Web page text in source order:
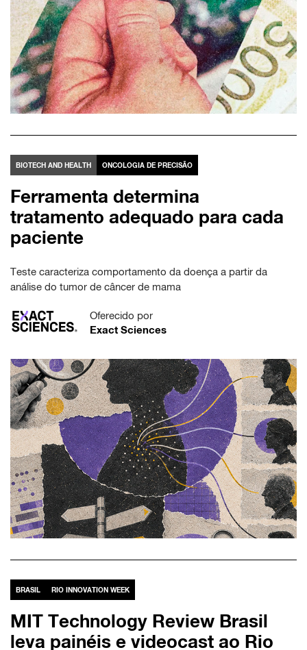
BIOTECH AND HEALTH ONCOLOGIA DE PRECISÃO
Ferramenta determina
tratamento adequado para cada
paciente
Teste caracteriza comportamento da doença a partir da
análise do tumor de câncer de mama
Oferecido por
Exact Sciences
BRASIL RIO INNOVATION WEEK
MIT Technology Review Brasil
leva painéis e videocast ao Rio